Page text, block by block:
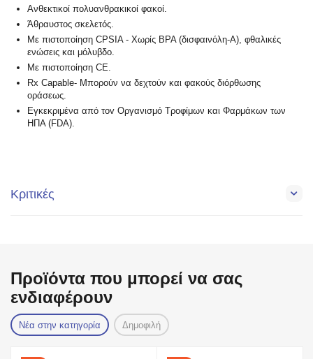
Ανθεκτικοί πολυανθρακικοί φακοί.
Άθραυστος σκελετός.
Με πιστοποίηση CPSIA - Χωρίς BPA (δισφαινόλη-Α), φθαλικές
ενώσεις και μόλυβδο.
Με πιστοποίηση CE.
Rx Capable- Μπορούν να δεχτούν και φακούς διόρθωσης
οράσεως.
Εγκεκριμένα από τοv Οργανισμό Τροφίμων και Φαρμάκων των
ΗΠΑ (FDA).
Κριτικές
Προϊόντα που μπορεί να σας
ενδιαφέρουν
Νέα στην κατηγορία Δημοφιλή